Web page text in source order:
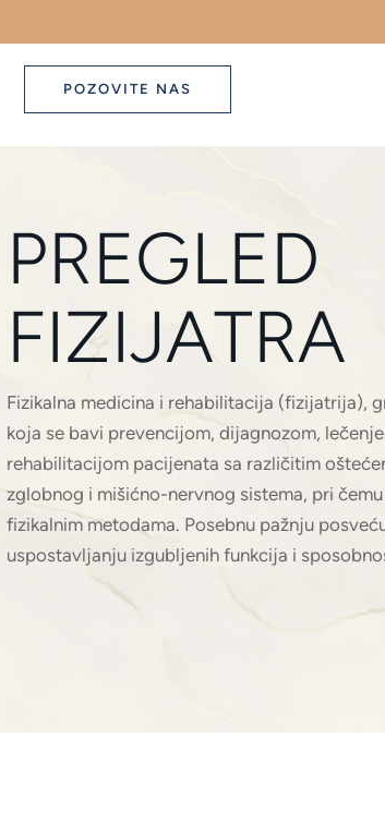
POZOVITE NAS
PREGLED
FIZIJATRA
Fizikalna medicina i rehabilitacija (fizijatrija),
koja se bavi prevencijom, dijagnozom,
rehabilitacijom pacijenata sa različitim
zglobnog i mišićno-nervnog sistema, pri
fizikalnim metodama. Posebnu pažnju
uspostavljanju izgubljenih funkcija i